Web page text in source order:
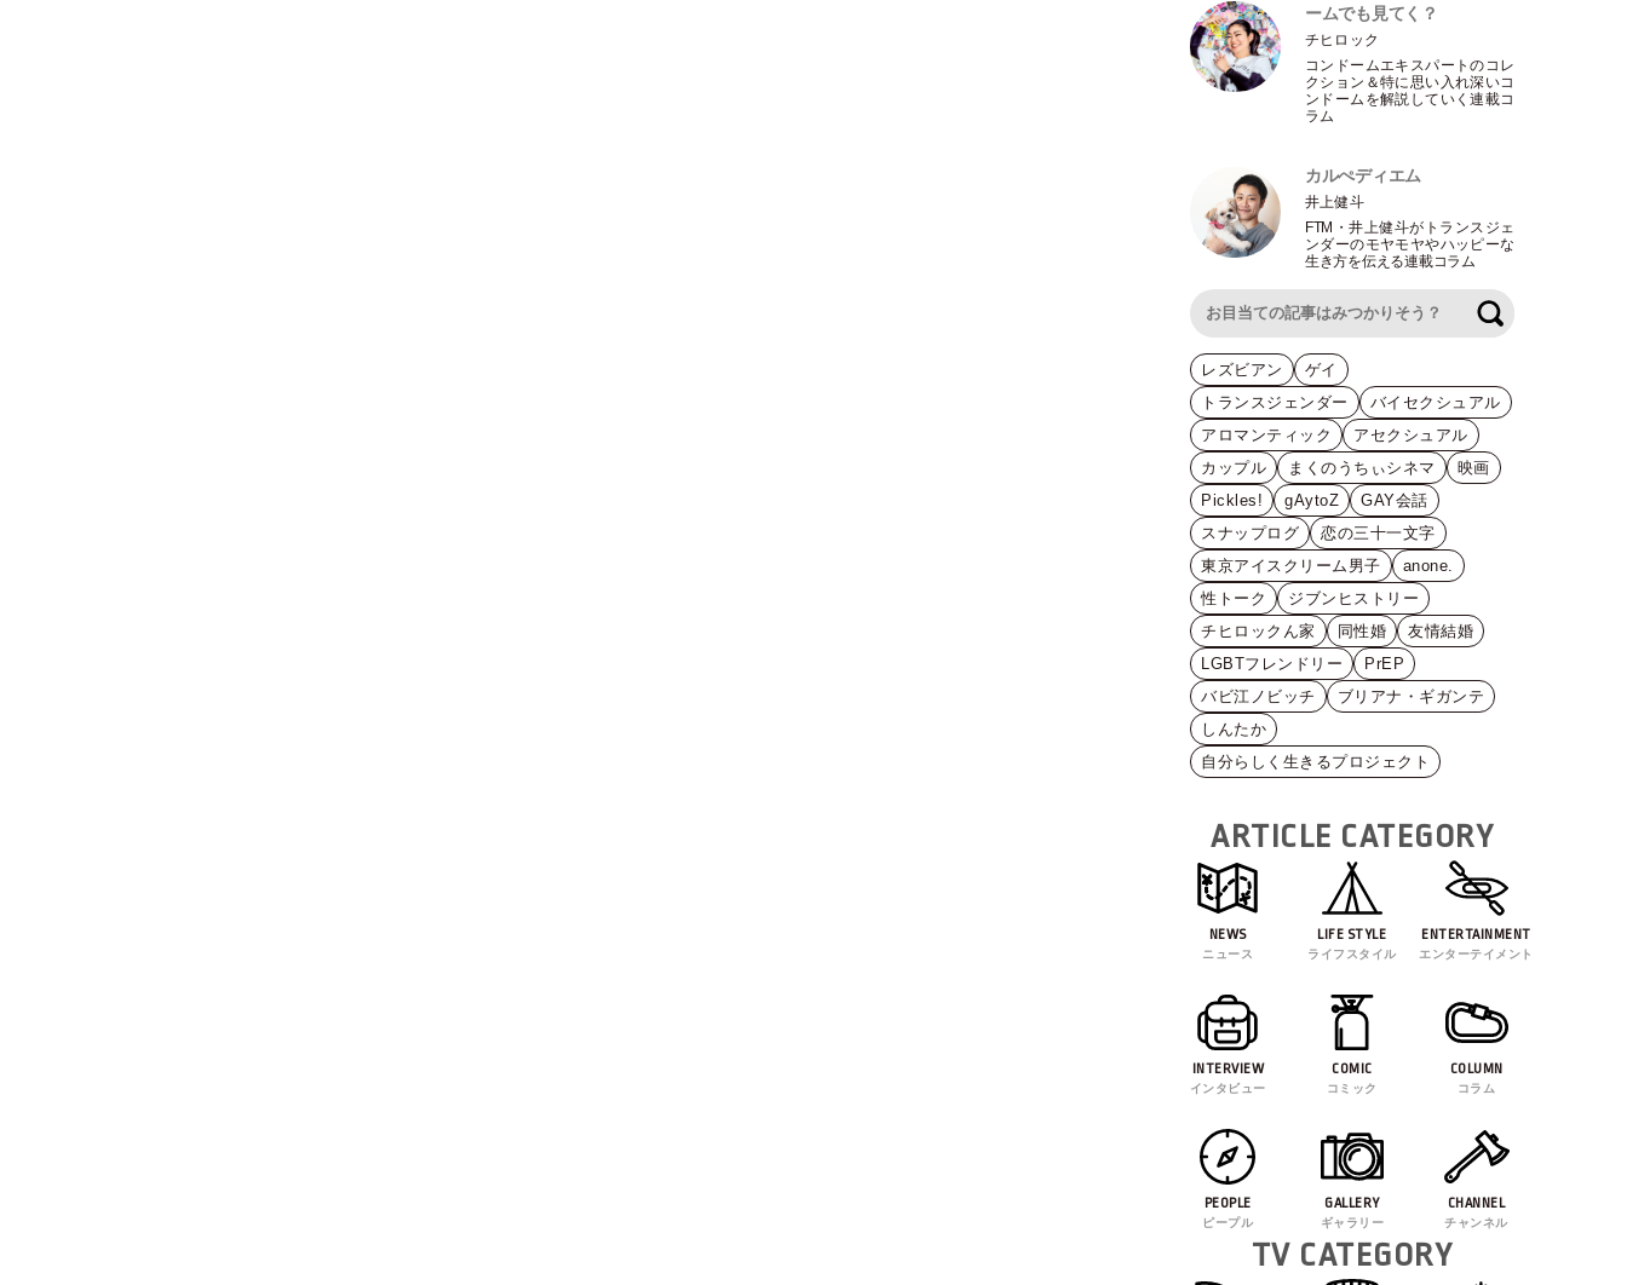
ームでも見てく？
チヒロック
コンドームエキスパートのコレ
クション＆特に思い入れ深いコ
ンドームを解説していく連載コ
ラム
カルぺディエム
井上健斗
FTM ・井上健斗がトランスジェ
ンダーのモヤモヤやハッピーな
生き方を伝える連載コラム
レズビアン
ゲイ
トランスジェンダー
バイセクシュアル
アロマンティック
アセクシュアル
カップル
まくのうちぃシネマ
映画
Pickles!
gAytoZ
GAY会話
スナップログ
恋の三十一文字
東京アイスクリーム男子
anone.
性トーク
ジブンヒストリー
チヒロックん家
同性婚
友情結婚
LGBTフレンドリー
PrEP
バビ江ノビッチ
ブリアナ・ギガンテ
しんたか
自分らしく生きるプロジェクト
ARTICLE CATEGORY
NEWS
ニュース
LIFE STYLE
ライフスタイル
ENTERTAINMENT
エンターテイメント
INTERVIEW
インタビュー
COMIC
コミック
COLUMN
コラム
PEOPLE
ピープル
GALLERY
ギャラリー
CHANNEL
チャンネル
TV CATEGORY